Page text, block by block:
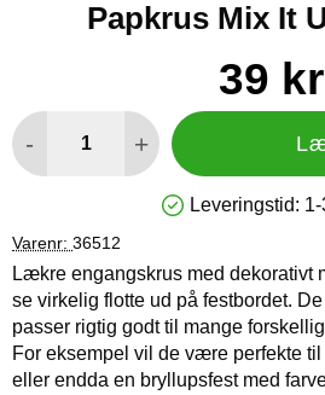
Papkrus Mix It
Køb dette produkt Papkrus Mix It Up
pris
39 kr
- +
Leveringstid:
Varenr: 36512
Lækre engangskrus med dekorativt
se virkelig flotte ud på festbordet.
passer rigtig godt til mange
For eksempel vil de være perfekte
eller endda en bryllupsfest med